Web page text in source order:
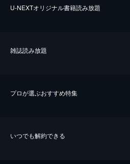
U-NEXTオリジナル書籍読み放題
雑誌読み放題
プロが選ぶおすすめ特集
いつでも解約できる